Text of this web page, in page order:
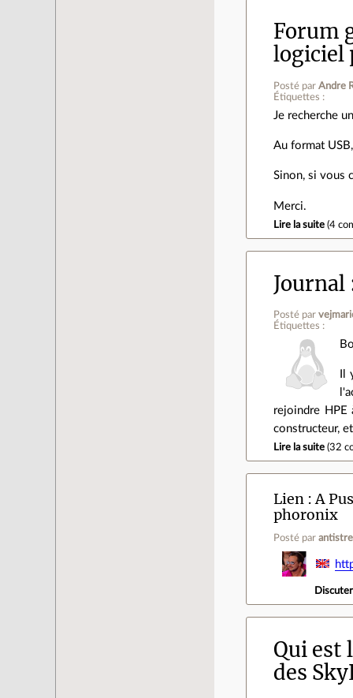
Forum
logiciel
Posté parAndre
Étiquettes :
Je recherche
Au format
Sinon, si vous
Merci.
Lire la suite (4
Journal
Posté par
Étiquettes :
rejoindre
constructeur,
Lire la suite (32
Lien
A
phoronix
Posté par
Discuter
Qui est
des